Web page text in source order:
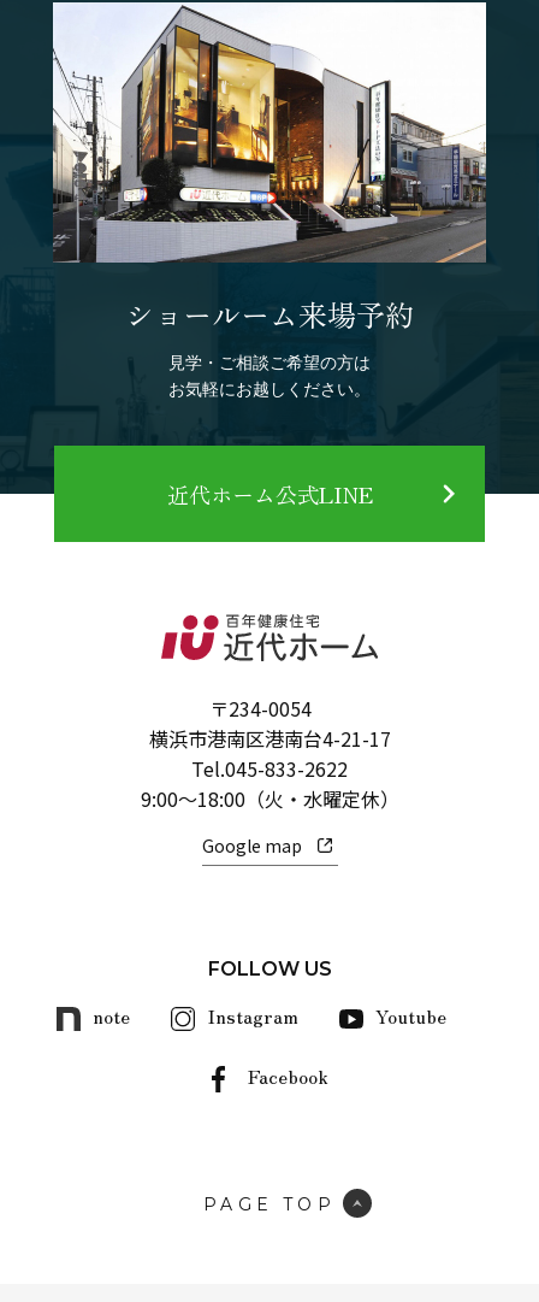
ショールーム来場予約
見学・ご相談ご希望の方は
お気軽にお越しください。
近代ホーム公式LINE
〒234-0054
横浜市港南区港南台4-21-17
Tel.045-833-2622
9:00～18:00（火・水曜定休）
Google map
FOLLOW US
note Instagram Youtube
Facebook
PAGE TOP